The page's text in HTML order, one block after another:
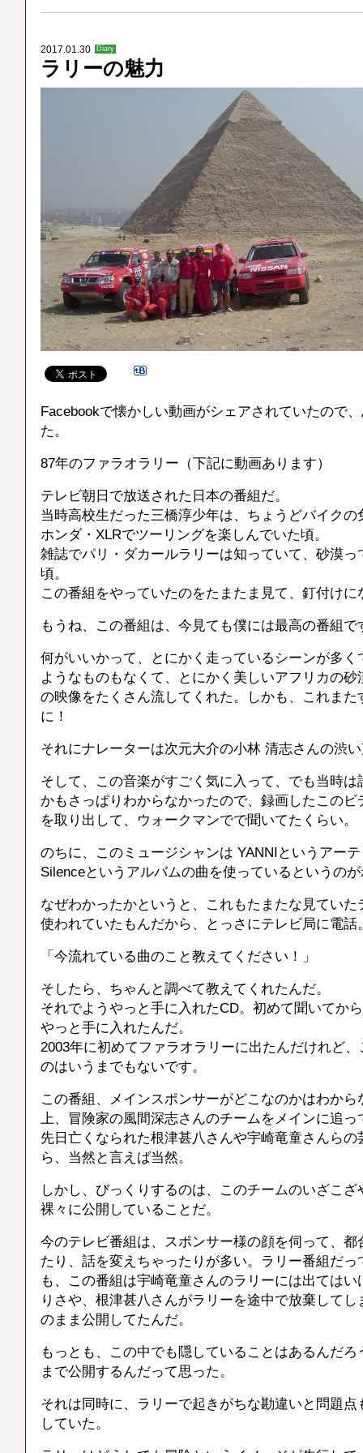
2017.01.30 Diary
ラリーの魅力
Facebookで懐かしい動画がシェアされていたので
た。
87年のファラオラリー（下記に動画あります）
テレビ朝日で放送された日本の番組だ。
当時高校生だった三橋淳少年は、ちょうどバイクの
ホンダ・XLRでツーリングを楽しんでいた頃。
雑誌でパリ・ダカールラリーは知っていて、砂漠
頃。
この番組をやっていたのをたまたま見て、釘付け
もうね、この番組は、今見ても僕には最高の番組で
何がいいかって、とにかく走っているシーンが多
ようなものもなくて、とにかく美しいアフリカの
の映像をたくさん流してくれた。しかも、これま
に！
それにナレーターは次元大介の小林 清志さんの渋
そして、この音楽がすごく気に入って、でも当時
かもさっぱりわからなかったので、録画したこの
を取り出して、ウォークマンでで聞いてたくらい。
のちに、このミュージシャンは YANNIというアー
Silenceというアルバムの曲を使っているというの
なぜわかったかというと、これもたまたな見てい
使われていたもんだから、とっさにテレビ局に電話
「今流れている曲のこと教えてください！」
そしたら、ちゃんと調べて教えてくれたんだ。
それでようやっと手に入れたCD。初めて聞いてか
やっと手に入れたんだ。
2003年に初めてファラオラリーに出たんだけれど
のはいうまでもないです。
この番組、メインスポンサーがどこなのかはわか
上、冒険家の風間深志さんのチームをメインに追
先日亡くなられた根津甚八さんや宇崎竜童さんら
ら、当然と言えば当然。
しかし、びっくりするのは、このチームのいざこ
裸々に公開していることだ。
今のテレビ番組は、スポンサー様の顔を伺って、
たり、話を変えちゃったりが多い。ラリー番組だ
も、この番組は宇崎竜童さんのラリーには出ては
りさや、根津甚八さんがラリーを途中で放棄して
のまま公開してたんだ。
もっとも、この中でも隠していることはあるんだ
まで公開するんだって思った。
それは同時に、ラリーで起きがちな勘違いと問題
していた。